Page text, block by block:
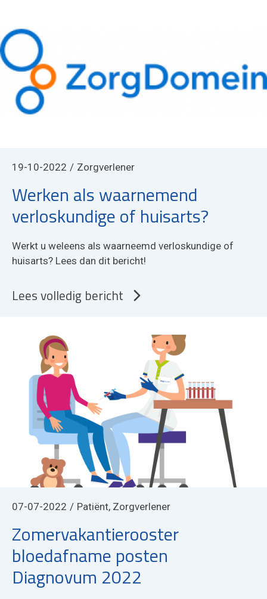
19-10-2022 Zorgverlener
Werken als waarnemend
verloskundige of huisarts?
Werkt u weleens als waarneemd verloskundige of
huisarts? Lees dan dit bericht!
Lees volledig bericht
07-07-2022 Patiënt, Zorgverlener
Zomervakantierooster
bloedafname posten
Diagnovum 2022